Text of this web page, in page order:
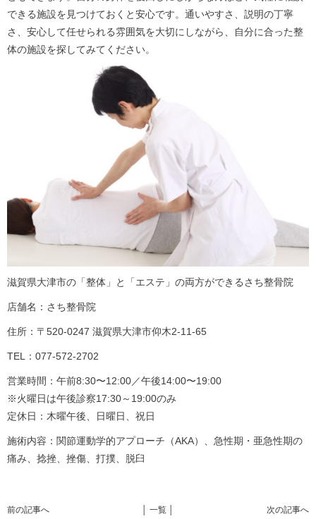
できる施設を見つけておくと安心です。通いやすさ、説明の丁寧
さ、安心して任せられる雰囲気を大切にしながら、自分に合った整
体の施設を探してみてください。
滋賀県大津市の「整体」と「エステ」の両方ができるさち整骨院
店舗名：さち整骨院
住所：〒520-0247 滋賀県大津市仰木2-11-65
TEL：077-572-2702
営業時間：午前8:30〜12:00／午後14:00〜19:00
※火曜日は午後診察17:30～19:00のみ
定休日：木曜午後、日曜日、祝日
施術内容：関節運動学的アプローチ（AKA）、急性期・亜急性期の
痛み、捻挫、挫傷、打撲、脱臼
前の記事へ 次の記事へ
│ 一覧 │